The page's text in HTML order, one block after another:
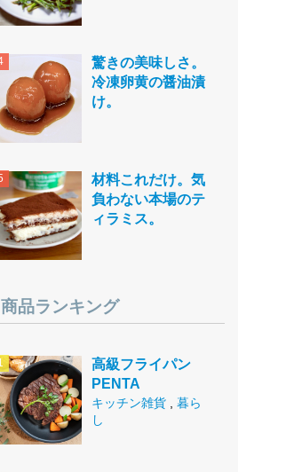
驚きの美味しさ。
冷凍卵黄の醤油漬
け。
材料これだけ。気
負わない本場のテ
ィラミス。
商品ランキング
高級フライパン
PENTA
キッチン雑貨
暮ら
し